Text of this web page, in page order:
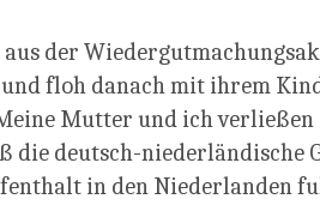
aus der
floh danach mit ihrem
Mutter und ich
die deutsch-niederländische
in den Niederlanden